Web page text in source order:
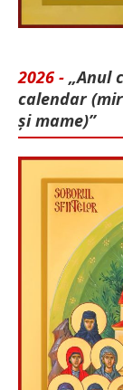
2026 - „Anul
calendar
și mame)”